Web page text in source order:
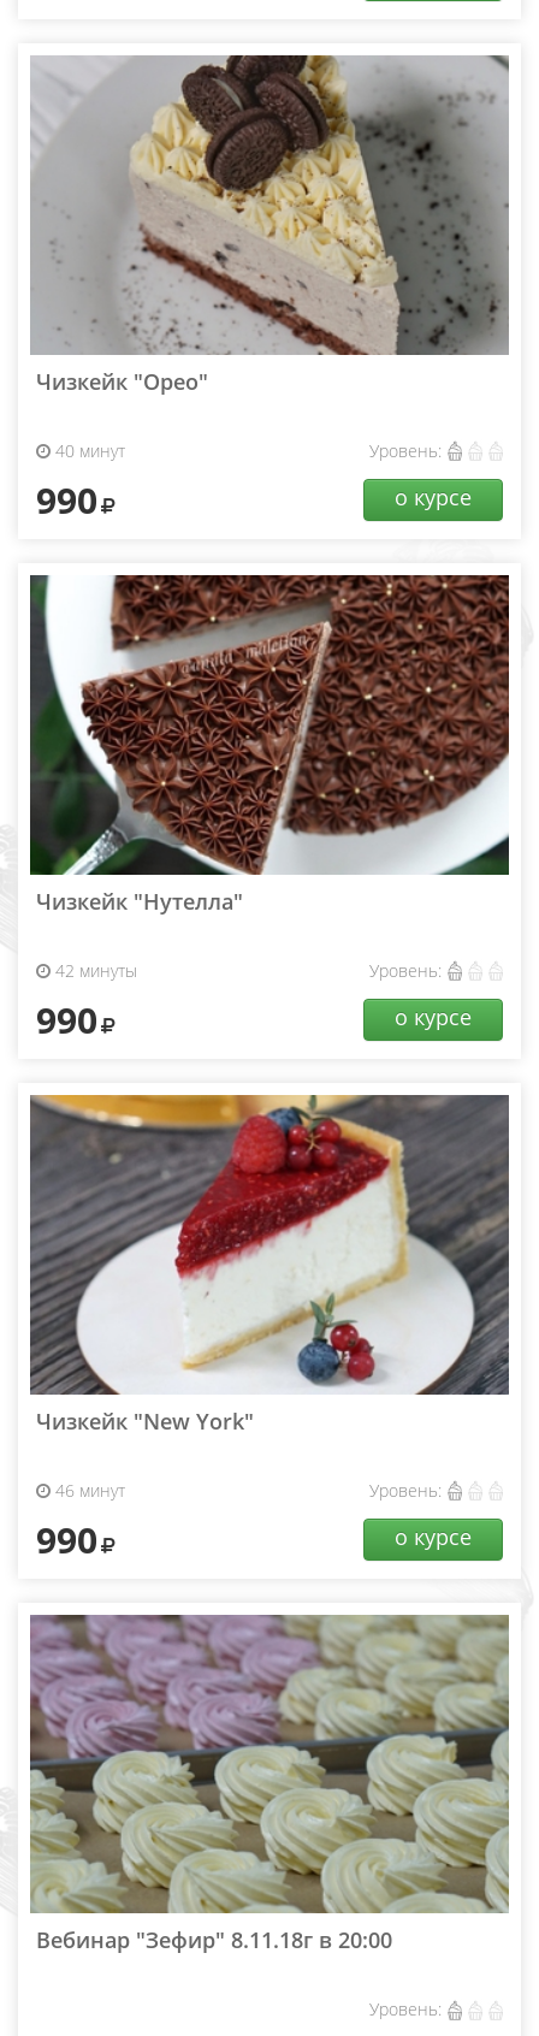
Чизкейк "Oрео"
40 минут Уровень:
990 о курсе
Чизкейк "Нутелла"
42 минуты Уровень:
990 о курсе
Чизкейк "New York"
46 минут Уровень:
990 о курсе
Вебинар "Зефир" 8.11.18г в 20:00
Уровень: